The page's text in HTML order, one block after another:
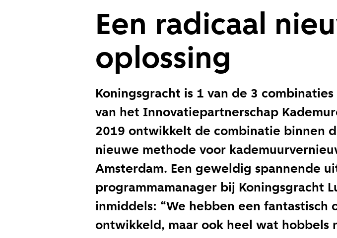
Een radicaal
oplossing
Koningsgracht is 1 van de 3
van het Innovatiepartnerschap
2019 ontwikkelt de combinatie binnen
nieuwe methode voor
Amsterdam. Een geweldig spannende
programmamanager bij Koningsgracht
inmiddels: “We hebben een fantastisch
ontwikkeld, maar ook heel wat hobbels